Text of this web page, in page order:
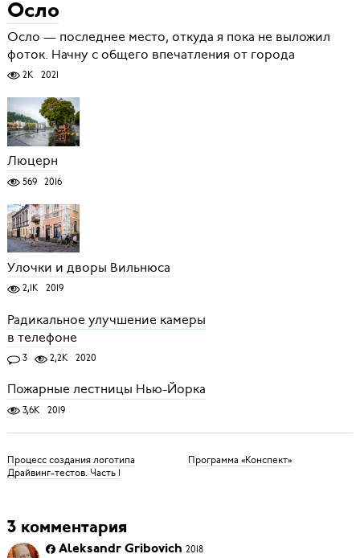
Осло
Осло — последнее место, откуда я пока не выложил
фоток. Начну с общего впечатления от города
2K 2021
Люцерн
569 2016
Улочки и дворы Вильнюса
2,1K 2019
Радикальное улучшение камеры
в телефоне
3 2,2K 2020
Пожарные лестницы Нью-Йорка
3,6K 2019
Процесс создания логотипа
Драйвинг-тестов. Часть 1
Программа «Конспект»
3 комментария
Aleksandr Gribovich 2018